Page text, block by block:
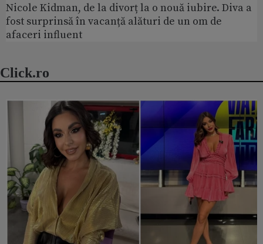
Nicole Kidman, de la divorț la o nouă iubire. Diva a
fost surprinsă în vacanță alături de un om de
afaceri influent
Click.ro